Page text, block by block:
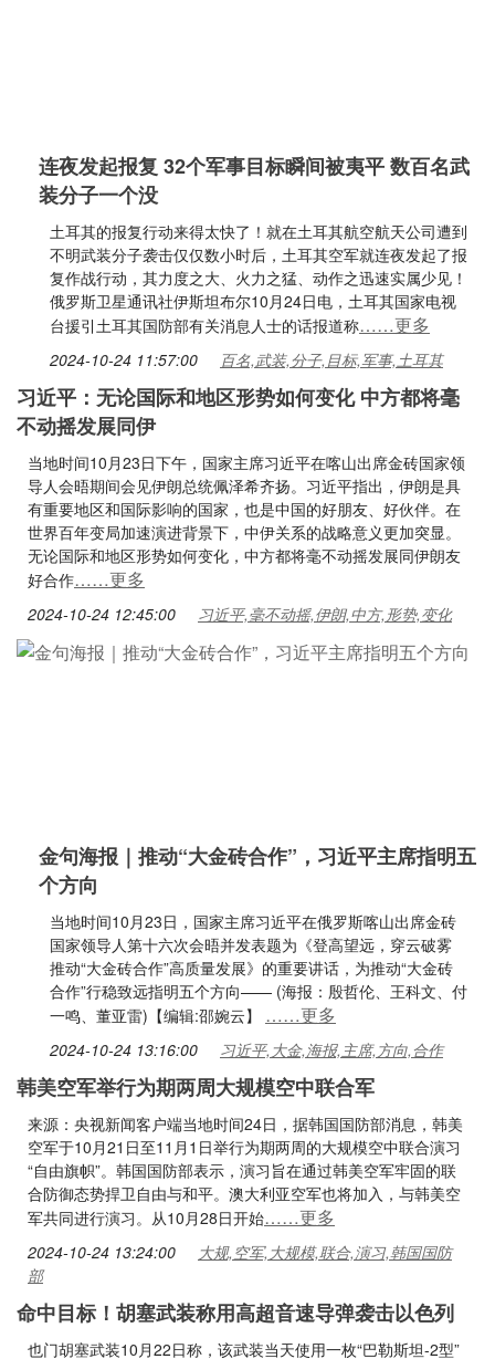
连夜发起报复 32个军事目标瞬间被夷平 数百名武
装分子一个没
土耳其的报复行动来得太快了！就在土耳其航空航天公司遭到
不明武装分子袭击仅仅数小时后，土耳其空军就连夜发起了报
复作战行动，其力度之大、火力之猛、动作之迅速实属少见！
俄罗斯卫星通讯社伊斯坦布尔10月24日电，土耳其国家电视
台援引土耳其国防部有关消息人士的话报道称……更多
2024-10-24 11:57:00 百名,武装,分子,目标,军事,土耳其
习近平：无论国际和地区形势如何变化 中方都将毫
不动摇发展同伊
当地时间10月23日下午，国家主席习近平在喀山出席金砖国家领
导人会晤期间会见伊朗总统佩泽希齐扬。习近平指出，伊朗是具
有重要地区和国际影响的国家，也是中国的好朋友、好伙伴。在
世界百年变局加速演进背景下，中伊关系的战略意义更加突显。
无论国际和地区形势如何变化，中方都将毫不动摇发展同伊朗友
好合作……更多
2024-10-24 12:45:00 习近平,毫不动摇,伊朗,中方,形势,变化
金句海报｜推动“大金砖合作”，习近平主席指明五
个方向
当地时间10月23日，国家主席习近平在俄罗斯喀山出席金砖
国家领导人第十六次会晤并发表题为《登高望远，穿云破雾
推动“大金砖合作”高质量发展》的重要讲话，为推动“大金砖
合作”行稳致远指明五个方向—— (海报：殷哲伦、王科文、付
一鸣、董亚雷)【编辑:邵婉云】 ……更多
2024-10-24 13:16:00 习近平,大金,海报,主席,方向,合作
韩美空军举行为期两周大规模空中联合军
来源：央视新闻客户端当地时间24日，据韩国国防部消息，韩美
空军于10月21日至11月1日举行为期两周的大规模空中联合演习
“自由旗帜”。韩国国防部表示，演习旨在通过韩美空军牢固的联
合防御态势捍卫自由与和平。澳大利亚空军也将加入，与韩美空
军共同进行演习。从10月28日开始……更多
2024-10-24 13:24:00
大规,空军,大规模,联合,演习,韩国国防
部
命中目标！胡塞武装称用高超音速导弹袭击以色列
也门胡塞武装10月22日称，该武装当天使用一枚“巴勒斯坦-2型”